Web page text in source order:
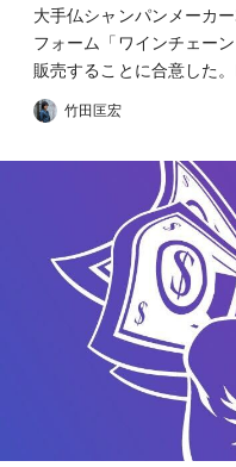
大手仏シャンパンメーカ
フォーム「ワインチェー
販売することに合意した
竹田匡宏